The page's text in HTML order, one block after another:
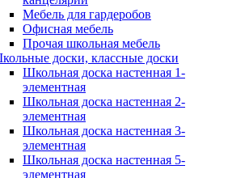
Мебель для гардеробов
Офисная мебель
Прочая школьная мебель
доски, классные доски
Школьная доска настенная 1-
элементная
Школьная доска настенная 2-
элементная
Школьная доска настенная 3-
элементная
Школьная доска настенная 5-
элементная